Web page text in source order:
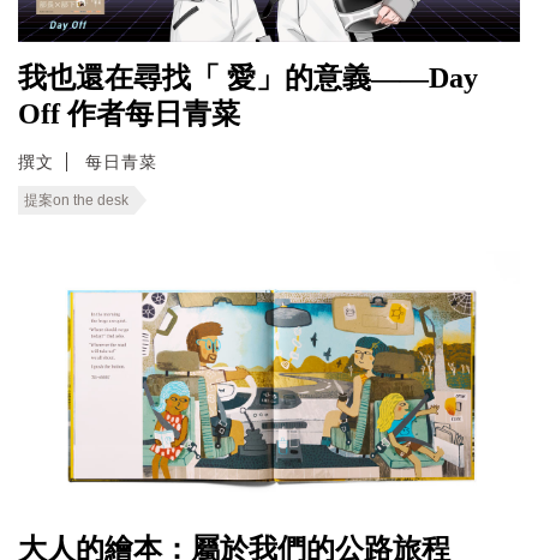
我也還在尋找「 愛」的意義——Day
Off 作者每日青菜
撰文 每日青菜
提案on the desk
大人的繪本：屬於我們的公路旅程